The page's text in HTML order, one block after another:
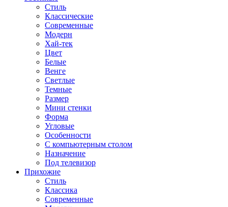
Стиль
Классические
Современные
Модерн
Хай-тек
Цвет
Белые
Венге
Светлые
Темные
Размер
Мини стенки
Форма
Угловые
Особенности
С компьютерным столом
Назначение
Под телевизор
Прихожие
Стиль
Классика
Современные